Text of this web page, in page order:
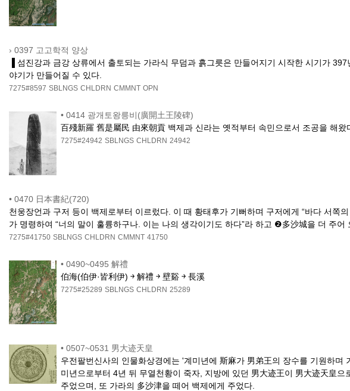
› 0397 고고학적 양상
▐ 섬진강과 금강 상류에서 출토되는 가라식 무덤과 흙그릇은 만들어지기 시작한 시기가
야기가 만들어질 수 있다.
7275#8597 SBLNGS CHLDRN CMMNT OPN
• 0414 광개토왕릉비(廣開土王陵碑)
百殘新羅 舊是屬民 由來朝貢 백제과 신라는 옛적부터 속민으로서 조공을 해왔
7275#24942 SBLNGS CHLDRN 24942
• 0470 日本書紀(720)
천웅장언과 구저 등이 백제로부터 이르렀다. 이 때 황태후가 기뻐하며 구저에게 “바다 서쪽
가 명령하여 “너의 말이 훌륭하구나. 이는 나의 생각이기도 하다”라 하고 ❷多沙城을 더 주어
7275#41750 SBLNGS CHLDRN CMMNT 41750
• 0490~0495 解禮
伯海(伯伊·皆利伊) ￫ 解禮 ￫ 壁谿 ￫ 長溪
7275#25289 SBLNGS CHLDRN 25289
• 0507~0531 男大迹天皇
우전팔번신사의 인물화상경에는 '계미년에 斯麻가 男弟王의 장수를 기원하
미년으로부터 4년 뒤 무열천황이 죽자, 지방에 있던 男大迹王이 男大迹天皇
주었으며, 또 가라의 多沙津을 떼어 백제에게 주었다.